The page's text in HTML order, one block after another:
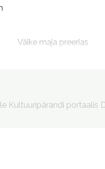
Väike maja preerias
Kultuuripärandi portaalis